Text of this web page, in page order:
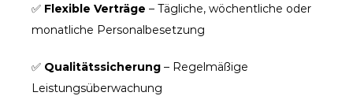
✅ Flexible Verträge – Tägliche, wöchentliche oder
monatliche Personalbesetzung
✅ Qualitätssicherung – Regelmäßige
Leistungsüberwachung